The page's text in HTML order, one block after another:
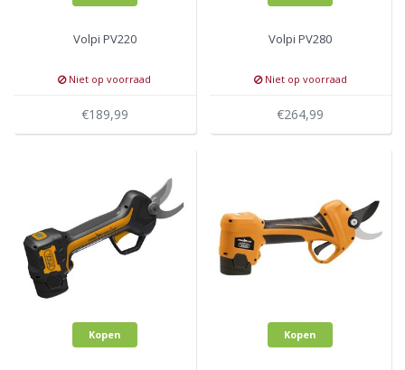
Volpi PV220
Niet op voorraad
€189,99
Volpi PV280
Niet op voorraad
€264,99
Kopen Kopen